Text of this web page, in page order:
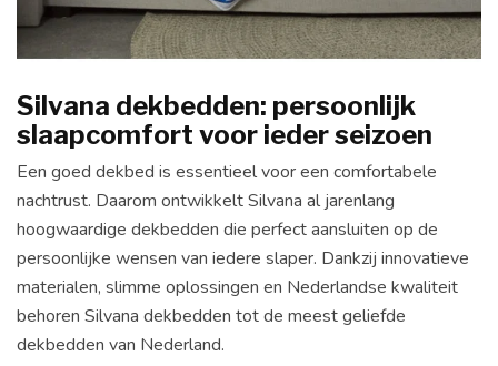
Silvana dekbedden: persoonlijk
slaapcomfort voor ieder seizoen
Een goed dekbed is essentieel voor een comfortabele
nachtrust. Daarom ontwikkelt Silvana al jarenlang
hoogwaardige dekbedden die perfect aansluiten op de
persoonlijke wensen van iedere slaper. Dankzij innovatieve
materialen, slimme oplossingen en Nederlandse kwaliteit
behoren Silvana dekbedden tot de meest geliefde
dekbedden van Nederland.